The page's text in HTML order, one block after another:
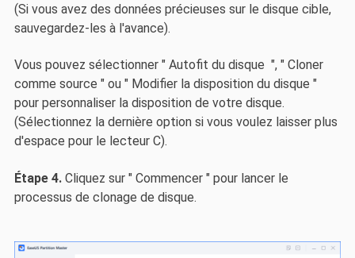
(Si vous avez des données précieuses sur le disque cible,
sauvegardez-les à l'avance).
Vous pouvez sélectionner " Autofit du disque ", " Cloner
comme source " ou " Modifier la disposition du disque "
pour personnaliser la disposition de votre disque.
(Sélectionnez la dernière option si vous voulez laisser plus
d'espace pour le lecteur C).
Étape 4.Cliquez sur " Commencer " pour lancer le
processus de clonage de disque.